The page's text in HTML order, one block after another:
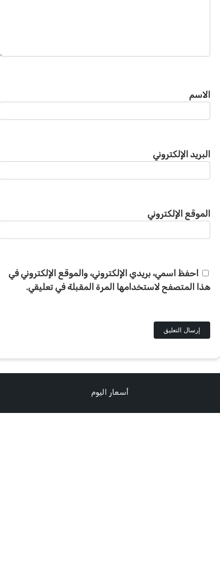
الاسم
البريد الإلكتروني
الموقع الإلكتروني
احفظ اسمي، بريدي الإلكتروني، والموقع الإلكتروني في
هذا المتصفح لاستخدامها المرة المقبلة في تعليقي.
أسعار اليوم